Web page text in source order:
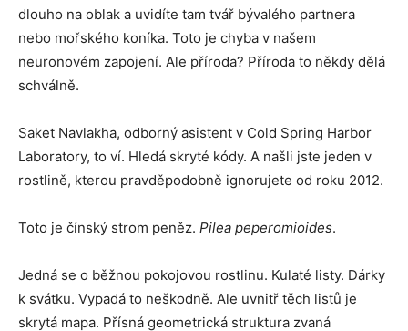
dlouho na oblak a uvidíte tam tvář bývalého partnera
nebo mořského koníka. Toto je chyba v našem
neuronovém zapojení. Ale příroda? Příroda to někdy dělá
schválně.
Saket Navlakha, odborný asistent v Cold Spring Harbor
Laboratory, to ví. Hledá skryté kódy. A našli jste jeden v
rostlině, kterou pravděpodobně ignorujete od roku 2012.
Toto je čínský strom peněz. Pilea peperomioides.
Jedná se o běžnou pokojovou rostlinu. Kulaté listy. Dárky
k svátku. Vypadá to neškodně. Ale uvnitř těch listů je
skrytá mapa. Přísná geometrická struktura zvaná